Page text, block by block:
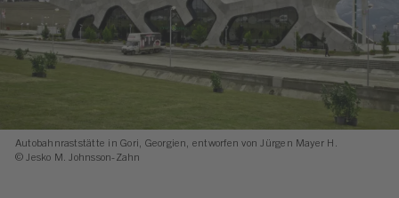
Autobahnraststätte in Gori, Georgien, entworfen von Jürgen Mayer H.
© Jesko M. Johnsson-Zahn